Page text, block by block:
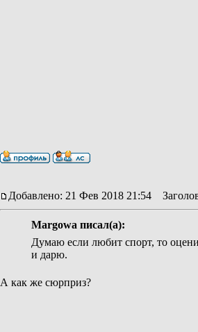
Добавлено: 21 Фев 2018 21:54
Margowa писал(а):
Думаю если любит спорт, то
и дарю.
А как же сюрприз?